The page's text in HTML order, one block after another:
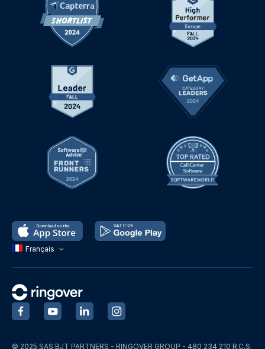
Français
© 2025 SAS BJT PARTNERS - RINGOVER GROUP - 480 234 210 R.C.S.